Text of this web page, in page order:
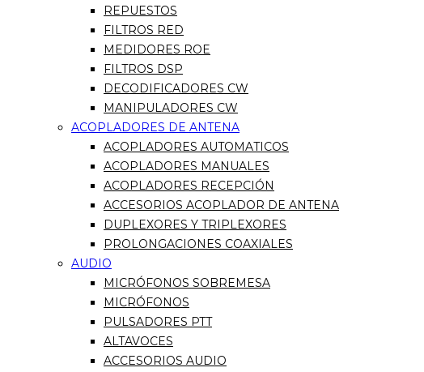
REPUESTOS
FILTROS RED
MEDIDORES ROE
FILTROS DSP
DECODIFICADORES CW
MANIPULADORES CW
ACOPLADORES DE ANTENA
ACOPLADORES AUTOMATICOS
ACOPLADORES MANUALES
ACOPLADORES RECEPCIÓN
ACCESORIOS ACOPLADOR DE ANTENA
DUPLEXORES Y TRIPLEXORES
PROLONGACIONES COAXIALES
AUDIO
MICRÓFONOS SOBREMESA
MICRÓFONOS
PULSADORES PTT
ALTAVOCES
ACCESORIOS AUDIO